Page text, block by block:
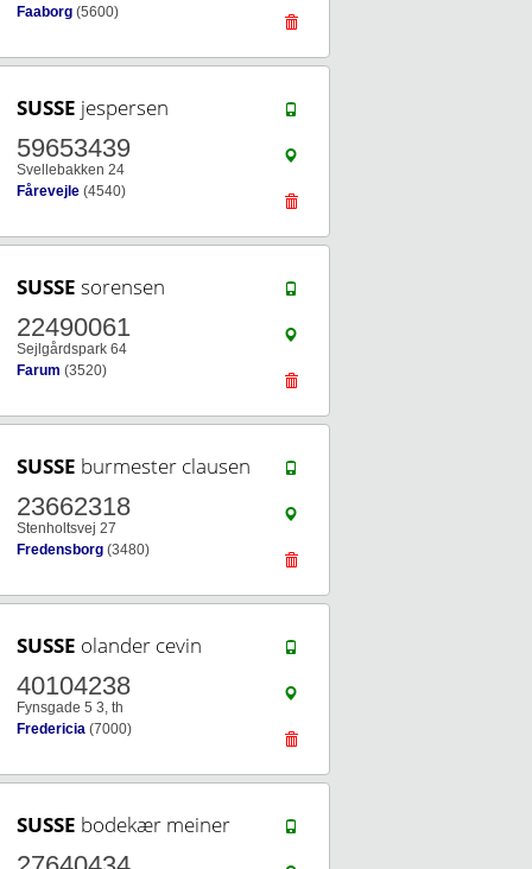
Faaborg (5600)
SUSSE jespersen
59653439
Svellebakken 24
Fårevejle (4540)
SUSSE sorensen
22490061
Sejlgårdspark 64
Farum (3520)
SUSSE burmester clausen
23662318
Stenholtsvej 27
Fredensborg (3480)
SUSSE olander cevin
40104238
Fynsgade 5 3, th
Fredericia (7000)
SUSSE bodekær meiner